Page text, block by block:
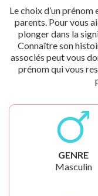
Le choix d’un
parents. Pour vous
plonger dans la
Connaître son
associés peut vous
prénom qui vous
GENRE
Masculin